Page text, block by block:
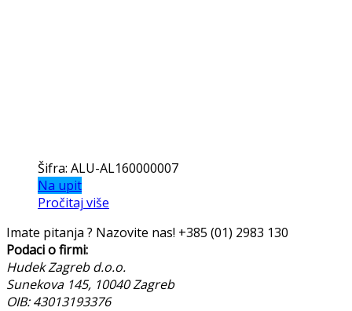
Šifra: ALU-AL160000007
Na upit
Pročitaj više
Imate pitanja ? Nazovite nas! +385 (01) 2983 130
Podaci o firmi:
Hudek Zagreb d.o.o.
Sunekova 145, 10040 Zagreb
OIB: 43013193376